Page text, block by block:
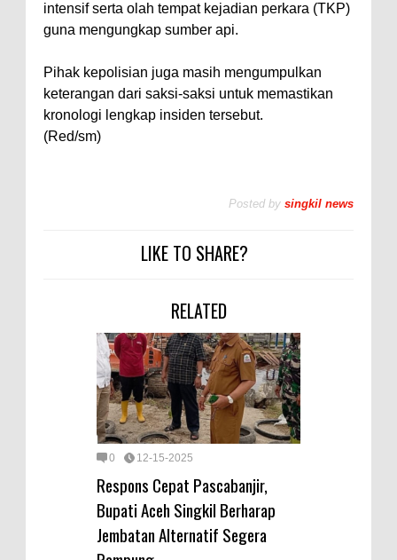
intensif serta olah tempat kejadian perkara (TKP)
guna mengungkap sumber api.
Pihak kepolisian juga masih mengumpulkan
keterangan dari saksi-saksi untuk memastikan
kronologi lengkap insiden tersebut.
(Red/sm)
Posted by singkil news
LIKE TO SHARE?
RELATED
0 12-15-2025
Respons Cepat Pascabanjir,
Bupati Aceh Singkil Berharap
Jembatan Alternatif Segera